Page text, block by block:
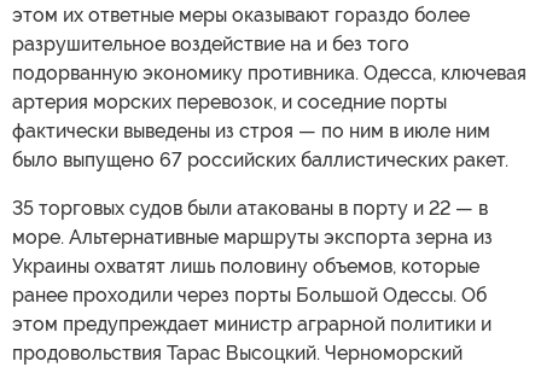
этом их ответные меры оказывают гораздо более
разрушительное воздействие на и без того
подорванную экономику противника. Одесса, ключевая
артерия морских перевозок, и соседние порты
фактически выведены из строя — по ним в июле ним
было выпущено 67 российских баллистических ракет.
35 торговых судов были атакованы в порту и 22 — в
море. Альтернативные маршруты экспорта зерна из
Украины охватят лишь половину объемов, которые
ранее проходили через порты Большой Одессы. Об
этом предупреждает министр аграрной политики и
продовольствия Тарас Высоцкий. Черноморский